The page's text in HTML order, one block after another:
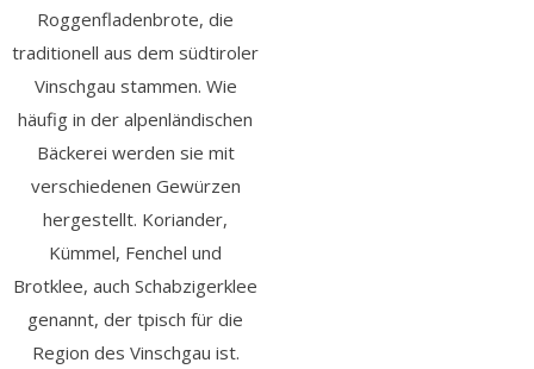
Roggenfladenbrote, die
traditionell aus dem südtiroler
Vinschgau stammen. Wie
häufig in der alpenländischen
Bäckerei werden sie mit
verschiedenen Gewürzen
hergestellt. Koriander,
Kümmel, Fenchel und
Brotklee, auch Schabzigerklee
genannt, der tpisch für die
Region des Vinschgau ist.